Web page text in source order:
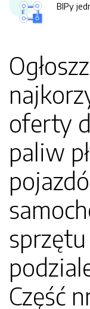
BIPy
oferty
paliw
Część